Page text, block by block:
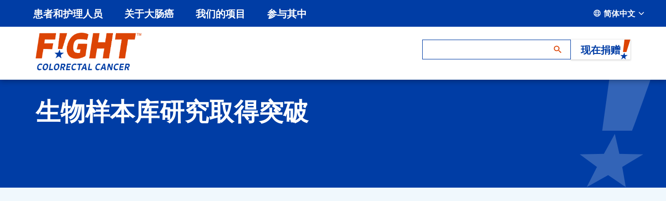
容
患者和护理人员 关于大肠癌 我们的项目 参与其中 简体中文
现在捐赠
生物样本库研究取得突破